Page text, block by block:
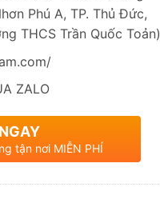
Phú A, TP. Thủ Đức,
THCS Trần Quốc Toản)
ZALO
tận nơi MIỄN PHÍ